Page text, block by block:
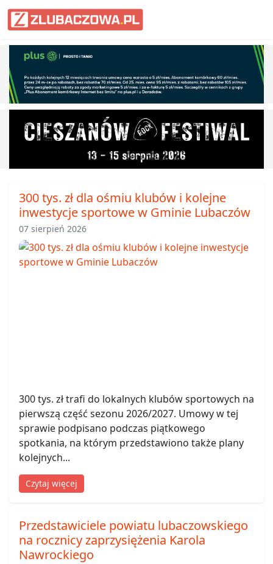
Informacje Lubaczów, powiat
300 tys. zł dla ośmiu klubów i kolejne
inwestycje sportowe w Gminie Lubaczów
07 sierpień 2026
300 tys. zł trafi do lokalnych klubów sportowych na
pierwszą część sezonu 2026/2027. Umowy w tej
sprawie podpisano podczas piątkowego
spotkania, na którym przedstawiono także plany
kolejnych...
Czytaj więcej
Przedstawiciele powiatu lubaczowskiego
na rocznicy zaprzysiężenia Karola
Nawrockiego